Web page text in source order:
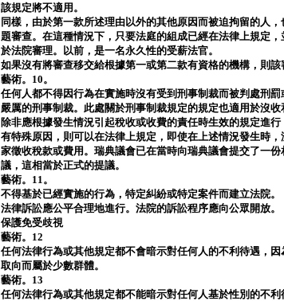
該規定將不適用。
同樣，由於第一款所述理由以外的其他原因而被迫拘留的人
題審查。在這種情況下，只要法庭的組成已經在法律上規定
於法院審理。以前，是一名永久性的受薪法官。
如果沒有將審查移交給根據第一或第二款有資格的機構，則該
藝術。10。
任何人都不得因行為在實施時沒有受到刑事制裁而被判處刑
嚴厲的刑事制裁。此處關於刑事制裁規定的規定也適用於沒收
除非應根據發生情況引起稅收或收費的責任時生效的規定進
有特殊原因，則可以在法律上規定，即使在上述情況發生時
家徵收稅款或費用。瑞典議會已在當時向瑞典議會提交了一
議，這相當於正式的提議。
藝術。11。
不得基於已經實施的行為，特定糾紛或特定案件而建立法院。
法律訴訟應公平合理地進行。法院的訴訟程序應向公眾開放。
保護免受歧視
藝術。12
任何法律行為或其他規定都不會暗示對任何人的不利待遇，
取向而屬於少數群體。
藝術。13
任何法律行為或其他規定都不能暗示對任何人基於性別的不